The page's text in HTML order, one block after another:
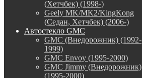
(Хетчбек) (1998-)
Geely MK/MK2/KingKong
(Седан, Хетчбек) (2006-)
Автостекло GMC
GMC (Внедорожник) (1992-
1999)
GMC Envoy (1995-2000)
GMC Jimmy (Внедорожник)
(1995-2000)